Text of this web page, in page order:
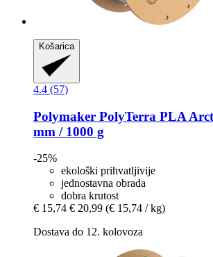
Košarica
4.4 (57)
Polymaker PolyTerra PLA
mm / 1000 g
-25%
ekološki prihvatljivije
jednostavna obrada
dobra krutost
€ 15,74 € 20,99 (€ 15,74 / kg)
Dostava do 12. kolovoza